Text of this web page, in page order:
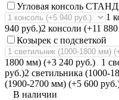
Угловая консоль
1
940 руб.)2 консоли (+11
Козырек с подсветкой
1800 мм) (+3 240 руб.)
1
руб.)2 светильника (1000-
(1900-2700 мм) (+5 600
В наличии